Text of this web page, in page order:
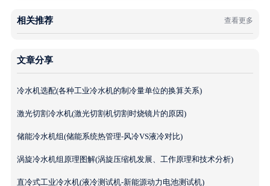
相关推荐 查看更多
文章分享
冷水机选配(各种工业冷水机的制冷量单位的换算关系)
激光切割冷水机(激光切割机切割时烧镜片的原因)
储能冷水机组(储能系统热管理-风冷VS液冷对比)
涡旋冷水机组原理图解(涡旋压缩机发展、工作原理和技术分析)
直冷式工业冷水机(液冷测试机-新能源动力电池测试机)